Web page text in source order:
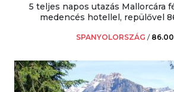
5 teljes napos utazás Mallorcára
medencés hotellel, repülővel
SPANYOLORSZÁG /